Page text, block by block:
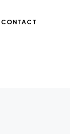
CONTACT